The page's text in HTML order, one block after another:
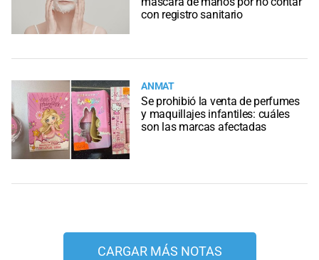
con registro sanitario
ANMAT
Se prohibió la venta de perfumes
y maquillajes infantiles: cuáles
son las marcas afectadas
CARGAR MÁS NOTAS